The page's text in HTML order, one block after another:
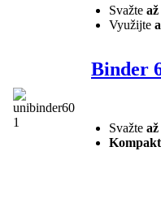
Svažte
Využijte
Binder
Svažte